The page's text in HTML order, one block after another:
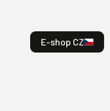
E-shop CZ